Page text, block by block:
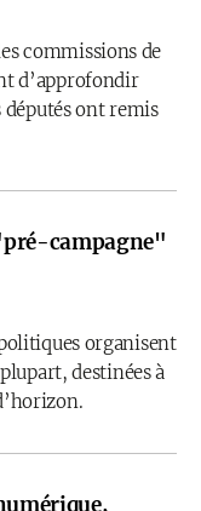
commissions de
d’approfondir
ont remis
campagne"
organisent
destinées à